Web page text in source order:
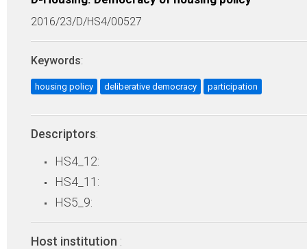
2016/23/D/HS4/00527
Keywords:
housing policy deliberative democracy participation
Descriptors:
HS4_12:
HS4_11:
HS5_9:
Host institution :